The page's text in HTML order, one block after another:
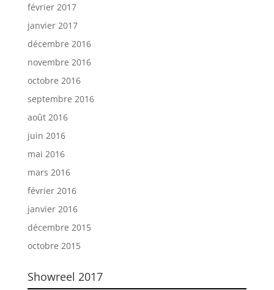
février 2017
janvier 2017
décembre 2016
novembre 2016
octobre 2016
septembre 2016
août 2016
juin 2016
mai 2016
mars 2016
février 2016
janvier 2016
décembre 2015
octobre 2015
Showreel 2017